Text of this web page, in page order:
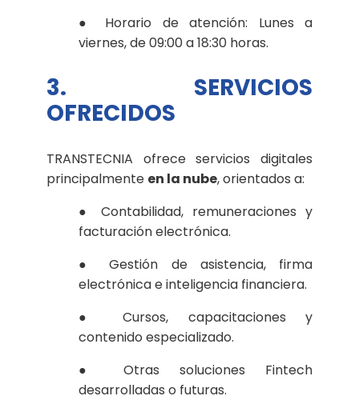
● Horario de atención: Lunes a
viernes, de 09:00 a 18:30 horas.
3. SERVICIOS
OFRECIDOS
TRANSTECNIA ofrece servicios digitales
principalmente en la nube, orientados a:
● Contabilidad, remuneraciones y
facturación electrónica.
● Gestión de asistencia, firma
electrónica e inteligencia financiera.
● Cursos, capacitaciones y
contenido especializado.
● Otras soluciones Fintech
desarrolladas o futuras.